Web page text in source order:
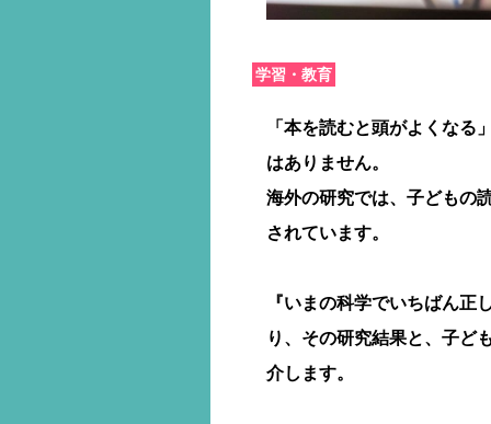
学習・教育
「本を読むと頭がよくなる
はありません。
海外の研究では、子どもの
されています。
『いまの科学でいちばん正
り、その研究結果と、子ど
介します。